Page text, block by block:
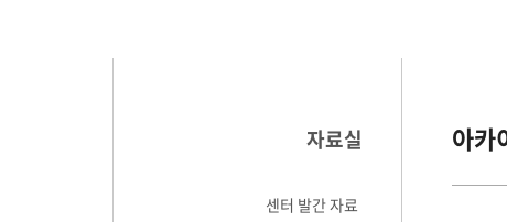
자료실
센터 발간 자료
아카